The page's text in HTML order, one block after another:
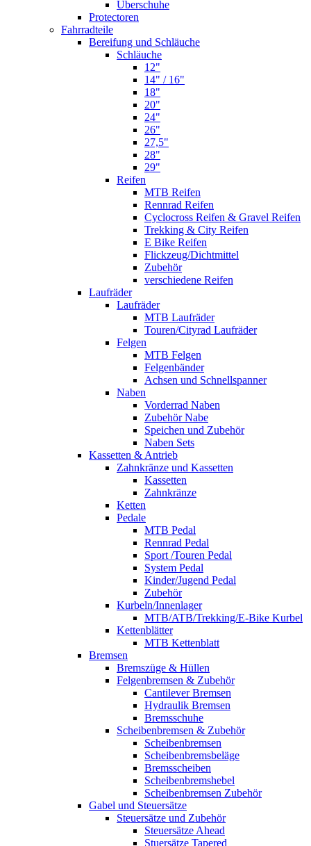
Überschuhe
Protectoren
Fahrradteile
Bereifung und Schläuche
Schläuche
12"
14" / 16"
18"
20"
24"
26"
27,5"
28"
29"
Reifen
MTB Reifen
Rennrad Reifen
Cyclocross Reifen & Gravel Reifen
Trekking & City Reifen
E Bike Reifen
Flickzeug/Dichtmittel
Zubehör
verschiedene Reifen
Laufräder
Laufräder
MTB Laufräder
Touren/Cityrad Laufräder
Felgen
MTB Felgen
Felgenbänder
Achsen und Schnellspanner
Naben
Vorderrad Naben
Zubehör Nabe
Speichen und Zubehör
Naben Sets
Kassetten & Antrieb
Zahnkränze und Kassetten
Kassetten
Zahnkränze
Ketten
Pedale
MTB Pedal
Rennrad Pedal
Sport /Touren Pedal
System Pedal
Kinder/Jugend Pedal
Zubehör
Kurbeln/Innenlager
MTB/ATB/Trekking/E-Bike Kurbel
Kettenblätter
MTB Kettenblatt
Bremsen
Bremszüge & Hüllen
Felgenbremsen & Zubehör
Cantilever Bremsen
Hydraulik Bremsen
Bremsschuhe
Scheibenbremsen & Zubehör
Scheibenbremsen
Scheibenbremsbeläge
Bremsscheiben
Scheibenbremshebel
Scheibenbremsen Zubehör
Gabel und Steuersätze
Steuersätze und Zubehör
Steuersätze Ahead
Stuersätze Tapered